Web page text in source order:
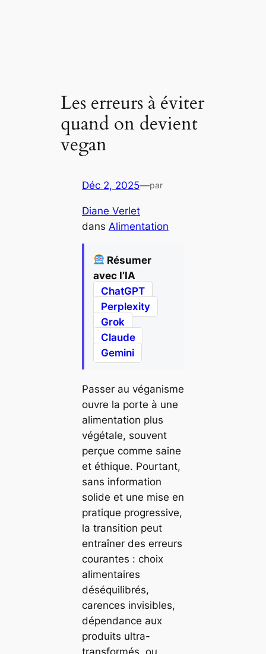
Les erreurs à éviter
quand on devient
vegan
Déc 2, 2025—par
Diane Verlet
dans Alimentation
Résumer
avec l’IA
ChatGPT
Perplexity
Grok
Claude
Gemini
Passer au véganisme
ouvre la porte à une
alimentation plus
végétale, souvent
perçue comme saine
et éthique. Pourtant,
sans information
solide et une mise en
pratique progressive,
la transition peut
entraîner des erreurs
courantes : choix
alimentaires
déséquilibrés,
carences invisibles,
dépendance aux
produits ultra-
transformés, ou